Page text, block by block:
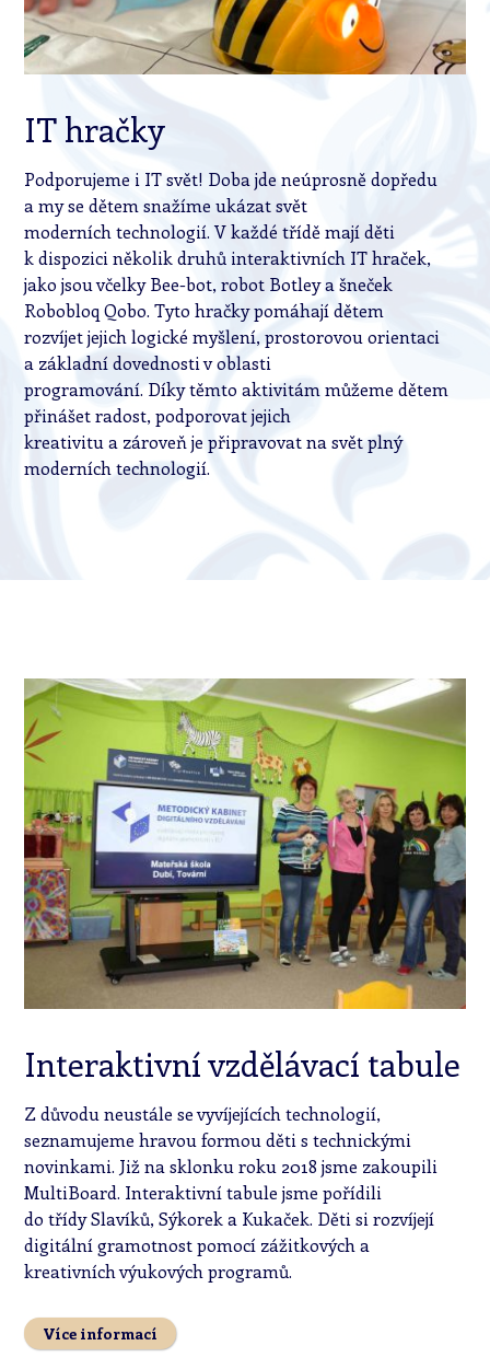
IT hračky
Podporujeme i IT svět! Doba jde neúprosně dopředu
a my se dětem snažíme ukázat svět
moderních technologií. V každé třídě mají děti
k dispozici několik druhů interaktivních IT hraček,
jako jsou včelky Bee-bot, robot Botley a šneček
Robobloq Qobo. Tyto hračky pomáhají dětem
rozvíjet jejich logické myšlení, prostorovou orientaci
a základní dovednosti v oblasti
programování. Díky těmto aktivitám můžeme dětem
přinášet radost, podporovat jejich
kreativitu a zároveň je připravovat na svět plný
moderních technologií.
Interaktivní vzdělávací tabule
Z důvodu neustále se vyvíjejících technologií,
seznamujeme hravou formou děti s technickými
novinkami. Již na sklonku roku 2018 jsme zakoupili
MultiBoard. Interaktivní tabule jsme pořídili
do třídy Slavíků, Sýkorek a Kukaček. Děti si rozvíjejí
digitální gramotnost pomocí zážitkových a
kreativních výukových programů.
Více informací